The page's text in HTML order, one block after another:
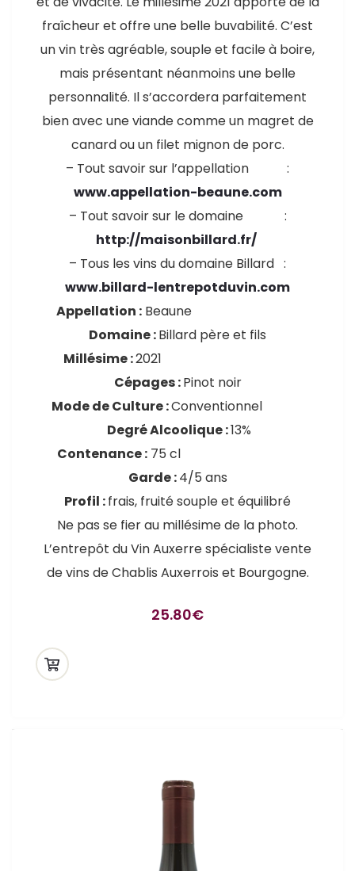
fraîcheur et offre une belle buvabilité. C’est
un vin très agréable, souple et facile à boire,
mais présentant néanmoins une belle
personnalité. Il s’accordera parfaitement
bien avec une viande comme un magret de
canard ou un filet mignon de porc.
– Tout savoir sur l’appellation :
www.appellation-beaune.com
– Tout savoir sur le domaine :
http://maisonbillard.fr/
– Tous les vins du domaine Billard :
www.billard-lentrepotduvin.com
Appellation :Beaune
Domaine :Billard père et fils
Millésime :2021
Cépages :Pinot noir
Mode de Culture :Conventionnel
Degré Alcoolique :13%
Contenance : 75 cl
Garde :4/5 ans
Profil :frais, fruité souple et équilibré
Ne pas se fier au millésime de la photo.
L’entrepôt du Vin Auxerre spécialiste vente
de vins de Chablis Auxerrois et Bourgogne.
25.80€